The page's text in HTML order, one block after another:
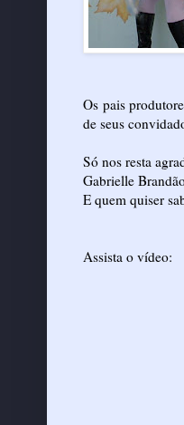
Os pais
de seus
Só nos resta
Gabrielle
E quem quiser
Assista o vídeo: